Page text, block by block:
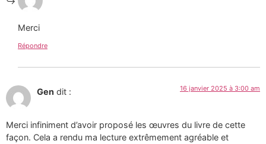
Merci
Répondre
Gen dit : 16 janvier 2025 à 3:00 am
Merci infiniment d’avoir proposé les œuvres du livre de cette
façon. Cela a rendu ma lecture extrêmement agréable et